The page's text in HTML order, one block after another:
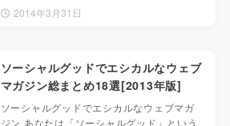
2014年3月31日
ソーシャルグッドでエシカルなウェブ
マガジン総まとめ18選[2013年版]
ソーシャルグッドでエシカルなウェブマガ
ジン あなたは「ソーシャルグッド」という